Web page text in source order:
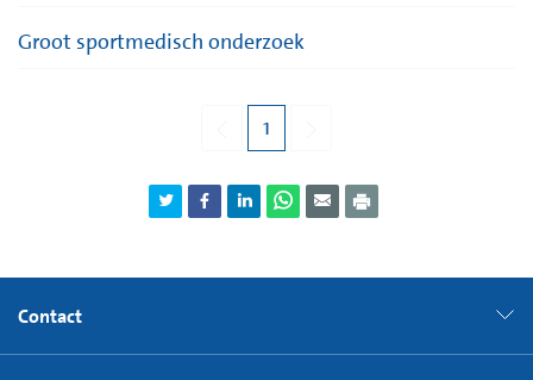
Groot sportmedisch onderzoek
1
Contact